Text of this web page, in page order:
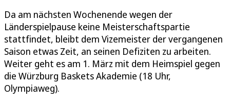
Da am nächsten Wochenende wegen der
Länderspielpause keine Meisterschaftspartie
stattfindet, bleibt dem Vizemeister der vergangenen
Saison etwas Zeit, an seinen Defiziten zu arbeiten.
Weiter geht es am 1. März mit dem Heimspiel gegen
die Würzburg Baskets Akademie (18 Uhr,
Olympiaweg).